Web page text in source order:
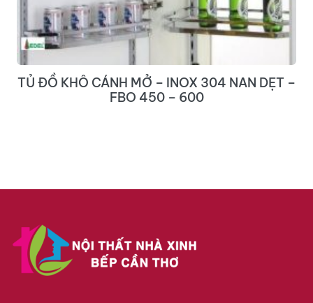
TRANH 3D CẦN THƠ – 237TL